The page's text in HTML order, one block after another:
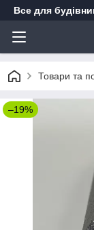
Все для
Товари та
–19%